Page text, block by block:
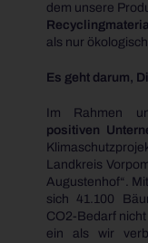
dem unsere
als nur
Es geht darum,
Im Rahmen
positiven
Landkreis
Augustenhof“.
sich 41.100
CO2-Bedarf
ein als wir